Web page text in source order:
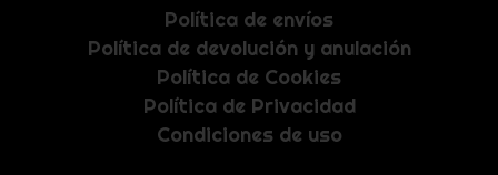
Política de envíos
Política de devolución y anulación
Política de Cookies
Política de Privacidad
Condiciones de uso